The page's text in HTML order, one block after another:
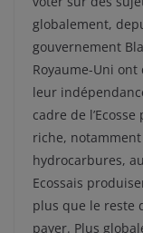
globalement,
gouvernement
Royaume-Uni
leur
cadre de
riche,
hydrocarbures,
Ecossais
plus que le reste
payer. Plus